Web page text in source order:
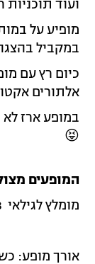
ועוד
מופיע על
במקביל בהצגה
כיום רץ עם
אלתורים
במופע ארז
😝
המופעים
מומלץ לגילאי 18 ומעלה
אורך מופע: